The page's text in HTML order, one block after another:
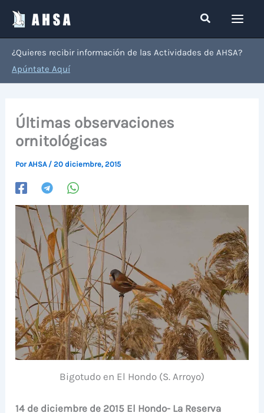
contenido
Buscar
¿Quieres recibir información de las Actividades de AHSA?
Apúntate Aquí
Últimas observaciones
ornitológicas
PorAHSA /20 diciembre, 2015
Bigotudo en El Hondo (S. Arroyo)
14 de diciembre de 2015 El Hondo- La Reserva